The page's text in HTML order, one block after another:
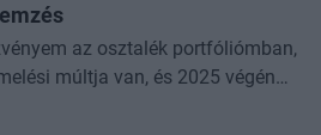
az osztalék portfóliómban,
múltja van, és 2025 végén